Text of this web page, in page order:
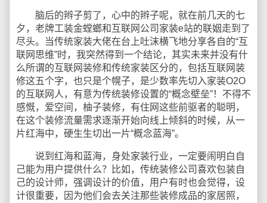
脑后的辫子剪了，心中的辫子呢，就在前几天的七
夕，老牌工装金螳螂和互联网公司家装e站的联姻走到了
尽头。当传统家装大佬在台上吐沫横飞地分享各自的“互
联网思维”时，我突然得到一个结论，其实未来并没有什
么所谓的互联网装修和传统家装区分的，包括互联网装
修这五个字，也只是个幌子，是少数率先切入家装O2O
的互联网人，有意为传统装修设置的“概念壁垒”！不得不
感慨，爱空间，柚子装修，有住网这些前驱者的聪明，
在这个装修流量需求逐渐开始向线上倾斜的时候，从一
片红海中，硬生生切出一片“概念蓝海”。
说到红海和蓝海，身处家装行业，一定要闹明白自
己能为用户提供什么？比如，传统装修公司喜欢包装自
己的设计师，强调设计的价值，用户有时也会觉得，设
计很重要，因为他们会去关注那些装修成品的家居照，